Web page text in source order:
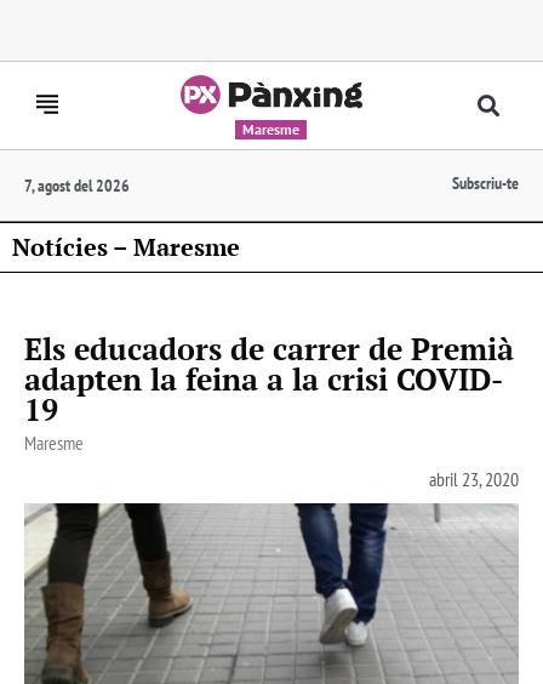
Maresme
7, agost del 2026 Subscriu-te
Notícies – Maresme
Els educadors de carrer de Premià
adapten la feina a la crisi COVID-
19
Maresme
abril 23, 2020